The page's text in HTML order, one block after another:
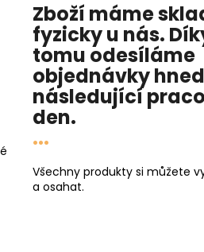
Zboží máme
fyzicky u nás.
tomu odesíláme
objednávky hned
následující
den.
...
Všechny produkty si můžete
a osahat.